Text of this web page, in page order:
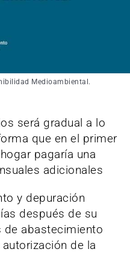
Medioambiental.
será gradual a lo
que en el primer
pagaría una
adicionales
y depuración
después de su
de abastecimiento
de la